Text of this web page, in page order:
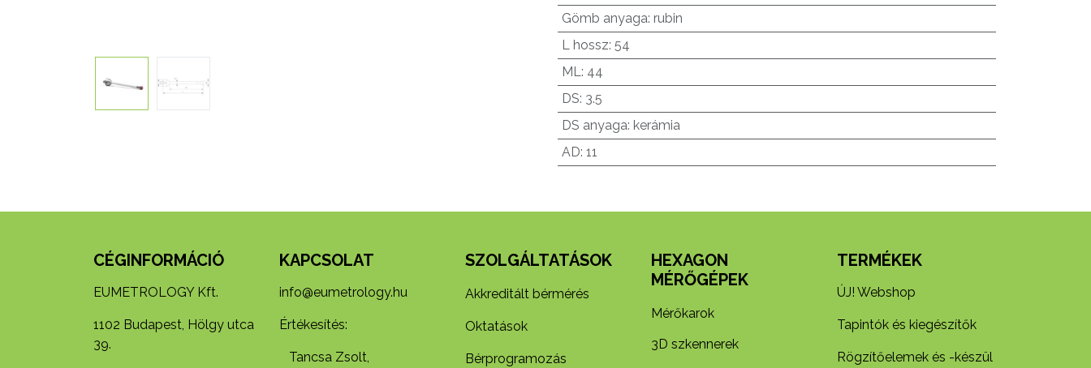
Gömb anyaga: rubin
L hossz: 54
ML: 44
DS: 3.5
DS anyaga: kerámia
AD: 11
CÉGINFORMÁCIÓ
EUMETROLOGY Kft.
1102 Budapest, Hölgy utca
39.
KAPCSOLAT
info@eumetrology.hu
Értékesítés:
Tancsa Zsolt,
SZOLGÁLTATÁSOK
Akkreditált bérmérés
Oktatások
Bérprogramozás
HEXAGON
MÉRŐGÉPEK
Mérőkarok
3D szkennerek
TERMÉKEK
ÚJ! Webshop
Tapintók és kiegészítők
Rögzítőelemek és -készül​